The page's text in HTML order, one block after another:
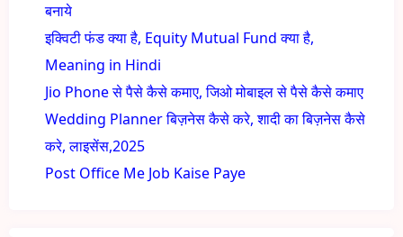
बनाये
इक्विटी फंड क्या है, Equity Mutual Fund क्या है,
Meaning in Hindi
Jio Phone से पैसे कैसे कमाए, जिओ मोबाइल से पैसे कैसे कमाए
Wedding Planner बिज़नेस कैसे करे, शादी का बिज़नेस कैसे
करे, लाइसेंस,2025
Post Office Me Job Kaise Paye